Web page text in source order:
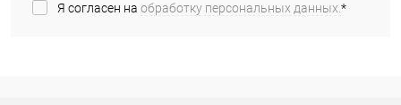
Я согласен на обработку персональных данных.*